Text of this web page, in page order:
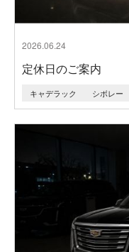
2026.06.24
定休日のご案内
キャデラック シボレー